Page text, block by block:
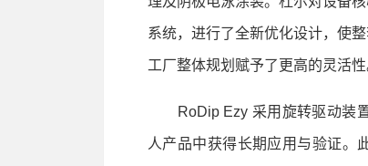
系统，进行了全新优化设计，使
工厂整体规划赋予了更高的灵活性
RoDip Ezy 采用旋转驱动装置
人产品中获得长期应用与验证。